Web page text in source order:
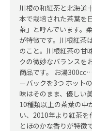
川根の和紅茶と北海道
本で栽培された茶葉を
茶」と呼んでいます。
が特徴です。川根紅茶
のこと。川根紅茶の甘
クの微妙なバランスを
商品です。 お湯
ーバックを3つ ホット
味はそのまま、優しい
10種類以上の茶葉の中
い、2010年より紅茶
とほのかな香りが特徴